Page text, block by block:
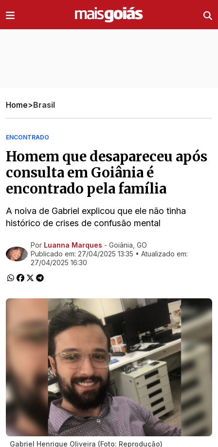
Home>Brasil
ENCONTRADO
Homem que desapareceu após
consulta em Goiânia é
encontrado pela família
A noiva de Gabriel explicou que ele não tinha
histórico de crises de confusão mental
Ir direto pra matéria
Por Luanna Marques - Goiânia, GO
Publicado em: 27/04/2025 13:35 • Atualizado em:
27/04/2025 16:30
Gabriel Henrique Oliveira (Foto: Reprodução)